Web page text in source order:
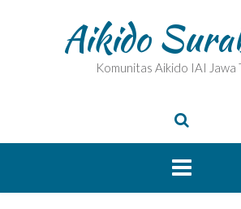
Aikido
Komunitas Aikido IAI Jawa